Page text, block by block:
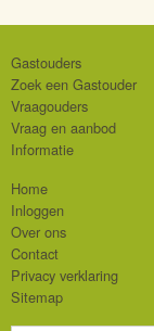
Gastouders
Zoek een Gastouder
Vraagouders
Vraag en aanbod
Informatie
Home
Inloggen
Over ons
Contact
Privacy verklaring
Sitemap